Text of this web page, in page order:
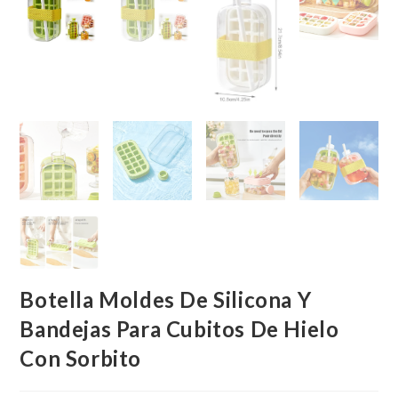
Botella Moldes De Silicona Y
Bandejas Para Cubitos De Hielo
Con Sorbito